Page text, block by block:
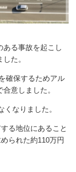
ある事故を起こし
た。
確保するためアル
意しました。
なりました。
る地位にあること
られた約110万円